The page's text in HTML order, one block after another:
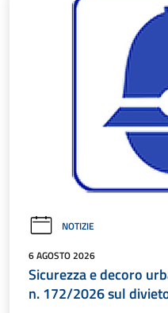
NOTIZIE
6 AGOSTO 2026
Sicurezza e decoro
n. 172/2026 sul